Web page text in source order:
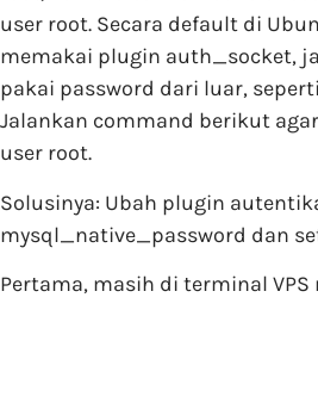
user root. Secara default di
memakai plugin auth_socket,
pakai password dari luar,
Jalankan command berikut
user root.
Solusinya: Ubah plugin
mysql_native_password dan
Pertama, masih di terminal